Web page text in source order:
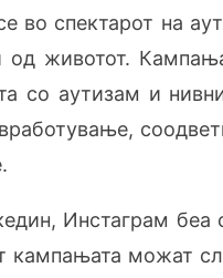
спектарот на
животот.
со аутизам и
Инстаграм беа
кампањата можат